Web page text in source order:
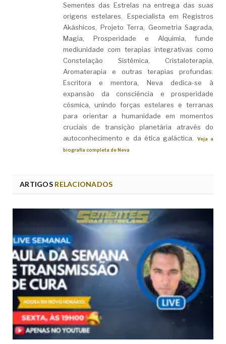
Sementes das Estrelas na entrega das suas
origens estelares. Especialista em Registros
Akáshicos, Projeto Terra, Geometria Sagrada,
Magia, Prosperidade e Alquimia, funde
mediunidade com terapias integrativas como
Constelação Sistêmica, Cristaloterapia,
Aromaterapia e outras terapias profundas.
Escritora e mentora, Neva dedica-se à
expansão da consciência e prosperidade
cósmica, unindo forças estelares e terranas
para orientar a humanidade em momentos
cruciais de transição planetária através do
autoconhecimento e da ética galáctica.
Veja a
biografia completa de Neva
ARTIGOSRELACIONADOS